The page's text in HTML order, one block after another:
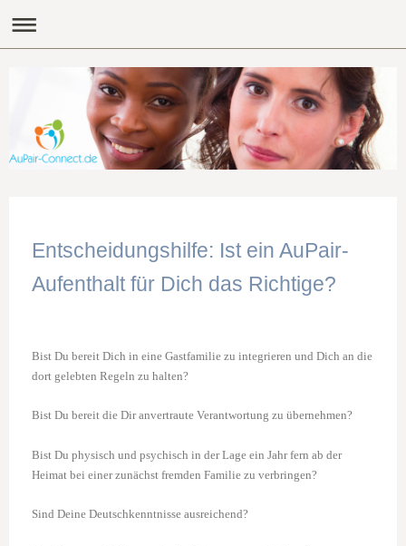
Entscheidungshilfe: Ist ein AuPair-
Aufenthalt für Dich das Richtige?
Bist Du bereit Dich in eine Gastfamilie zu integrieren und Dich an die
dort gelebten Regeln zu halten?
Bist Du bereit die Dir anvertraute Verantwortung zu übernehmen?
Bist Du physisch und psychisch in der Lage ein Jahr fern ab der
Heimat bei einer zunächst fremden Familie zu verbringen?
Sind Deine Deutschkenntnisse ausreichend?